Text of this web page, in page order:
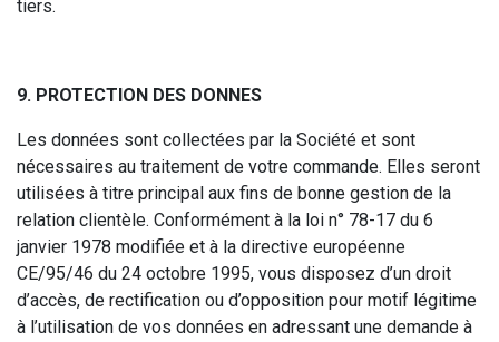
tiers.
9. PROTECTION DES DONNES
Les données sont collectées par la Société et sont
nécessaires au traitement de votre commande. Elles seront
utilisées à titre principal aux fins de bonne gestion de la
relation clientèle. Conformément à la loi n° 78-17 du 6
janvier 1978 modifiée et à la directive européenne
CE/95/46 du 24 octobre 1995, vous disposez d’un droit
d’accès, de rectification ou d’opposition pour motif légitime
à l’utilisation de vos données en adressant une demande à